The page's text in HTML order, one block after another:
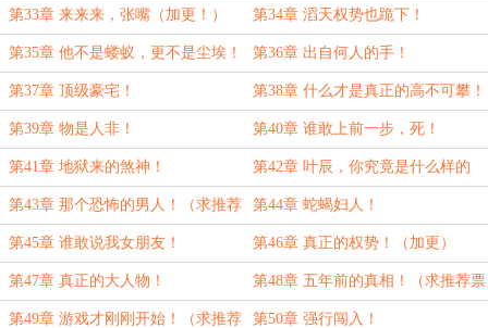
第33章 来来来，张嘴（加更！） 第34章 滔天权势也跪下！
第35章 他不是蝼蚁，更不是尘埃！
（求推荐票！）
第36章 出自何人的手！
第37章 顶级豪宅！ 第38章 什么才是真正的高不可攀！
第39章 物是人非！ 第40章 谁敢上前一步，死！
第41章 地狱来的煞神！ 第42章 叶辰，你究竟是什么样的
人？（求推荐票！）
第43章 那个恐怖的男人！（求推荐
票）
第44章 蛇蝎妇人！
第45章 谁敢说我女朋友！ 第46章 真正的权势！（加更）
第47章 真正的大人物！ 第48章 五年前的真相！（求推荐票
~）
第49章 游戏才刚刚开始！（求推荐 第50章 强行闯入！